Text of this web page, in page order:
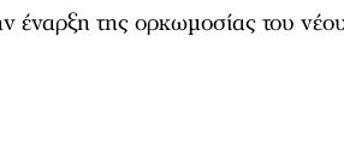
έναρξη της ορκωμοσίας του